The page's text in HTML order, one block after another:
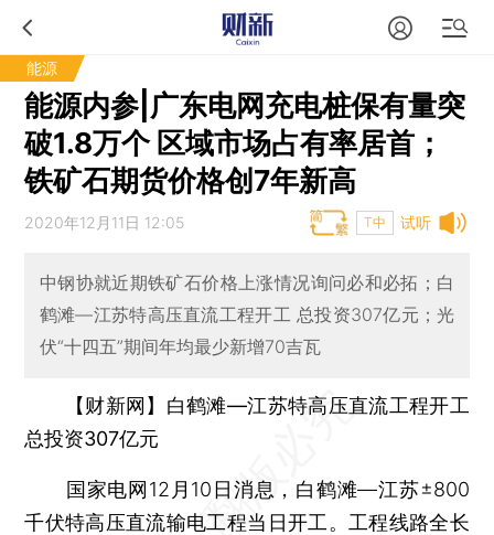
能源
能源内参|广东电网充电桩保有量突
破1.8万个 区域市场占有率居首；
铁矿石期货价格创7年新高
试听
2020年12月11日 12:05 T中
中钢协就近期铁矿石价格上涨情况询问必和必拓；白
鹤滩—江苏特高压直流工程开工 总投资307亿元；光
伏“十四五”期间年均最少新增70吉瓦
【财新网】 白鹤滩—江苏特高压直流工程开工
总投资307亿元
国家电网12月10日消息，白鹤滩—江苏±800
千伏特高压直流输电工程当日开工。工程线路全长